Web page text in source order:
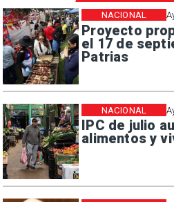
Proyecto
el 17 de
Patrias
NACIONAL
IPC de julio
alimentos y
NACIONAL